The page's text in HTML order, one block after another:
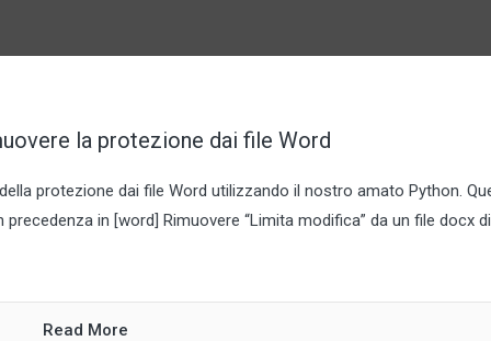
la protezione dai file Word
protezione dai file Word utilizzando il nostro amato Python.
in [word] Rimuovere “Limita modifica” da un file docx di
Read More